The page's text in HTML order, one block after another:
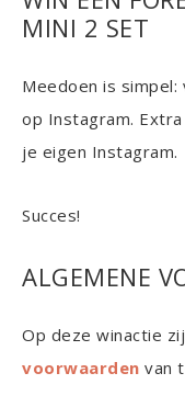
MINI 2 SET
Meedoen is simpel:
op Instagram.
je eigen Instagram.
Succes!
ALGEMENE
Op deze winactie
voorwaarden van